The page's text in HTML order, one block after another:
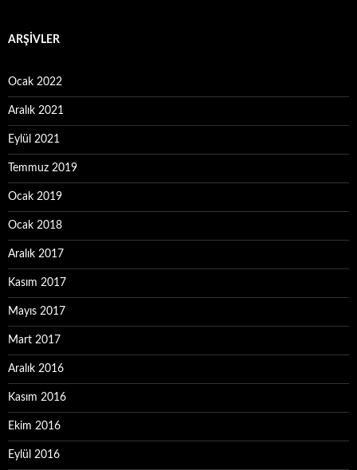
ARŞIVLER
Ocak 2022
Aralık 2021
Eylül 2021
Temmuz 2019
Ocak 2019
Ocak 2018
Aralık 2017
Kasım 2017
Mayıs 2017
Mart 2017
Aralık 2016
Kasım 2016
Ekim 2016
Eylül 2016